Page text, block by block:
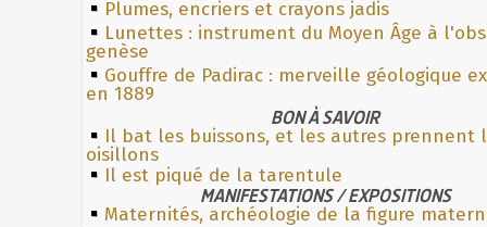
Plumes, encriers et crayons jadis
Lunettes : instrument du Moyen Âge à
genèse
Gouffre de Padirac : merveille géologique
en 1889
BON À SAVOIR
Il bat les buissons, et les autres prennent
oisillons
Il est piqué de la tarentule
MANIFESTATIONS / EXPOSITIONS
Maternités, archéologie de la figure